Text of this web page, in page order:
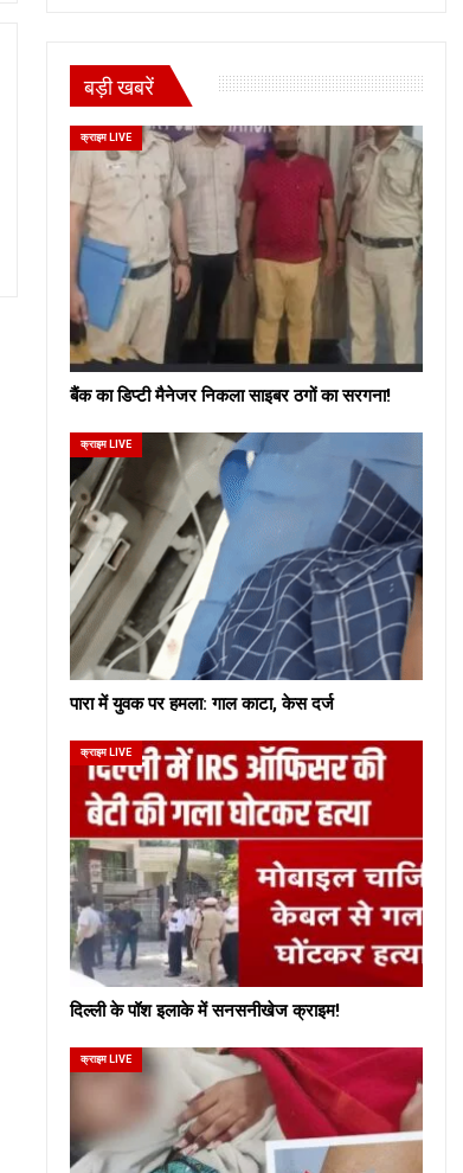
बड़ी खबरें
क्राइम LIVE
बैंक का डिप्टी मैनेजर निकला साइबर ठगों का सरगना!
क्राइम LIVE
पारा में युवक पर हमला: गाल काटा, केस दर्ज
क्राइम LIVE
दिल्ली के पॉश इलाके में सनसनीखेज क्राइम!
क्राइम LIVE